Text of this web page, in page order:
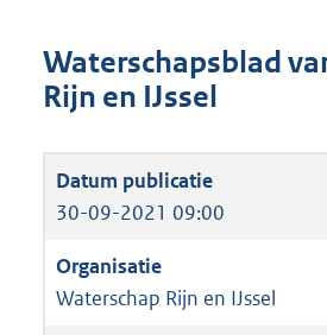
Waterschapsblad
Rijn en IJssel
30-09-2021 09:00
Waterschap Rijn en IJssel